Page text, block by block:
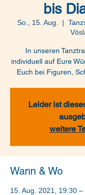
bis
So., 15. Aug.
  |
In unseren
individuell auf Eure
Euch bei Figuren,
Leider ist
weitere
Wann & Wo
15. Aug. 2021, 19:30 –